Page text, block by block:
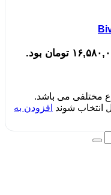
مختلفی می باشد.
شوند افزودن به